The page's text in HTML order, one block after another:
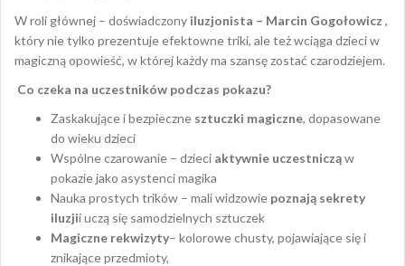
W roli głównej – doświadczony iluzjonista – Marcin Gogołowicz ,
który nie tylko prezentuje efektowne triki, ale też wciąga dzieci w
magiczną opowieść, w której każdy ma szansę zostać czarodziejem.
Co czeka na uczestników podczas pokazu?
Zaskakujące i bezpieczne sztuczki magiczne, dopasowane
do wieku dzieci
Wspólne czarowanie – dzieci aktywnie uczestnicząw
pokazie jako asystenci magika
Nauka prostych trików – mali widzowie poznają sekrety
iluzjii uczą się samodzielnych sztuczek
Magiczne rekwizyty– kolorowe chusty, pojawiające się i
znikające przedmioty,